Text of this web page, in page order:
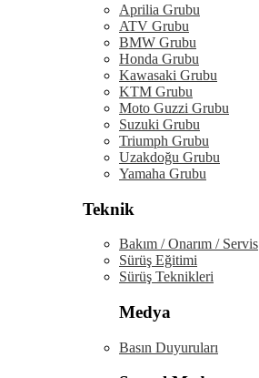
Aprilia Grubu
ATV Grubu
BMW Grubu
Honda Grubu
Kawasaki Grubu
KTM Grubu
Moto Guzzi Grubu
Suzuki Grubu
Triumph Grubu
Uzakdoğu Grubu
Yamaha Grubu
Teknik
Bakım / Onarım / Servis
Sürüş Eğitimi
Sürüş Teknikleri
Medya
Basın Duyuruları